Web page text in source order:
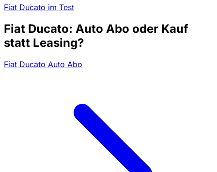
Fiat Ducato im Test
Fiat Ducato: Auto Abo oder Kauf
statt Leasing?
Fiat Ducato Auto Abo